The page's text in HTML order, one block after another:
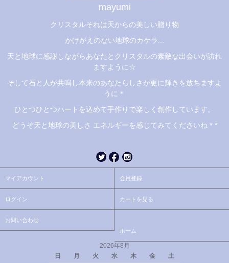
mayumi
クリスタルそれは天からの美しい贈り物
かけがえのない地球のカケラ...
天と地球に感謝しながらあなたとクリスタルの素敵な出会いが訪れ
ますように☆
そして石と人が共鳴し本来のあなたらしさが更に輝きを放ちますよ
うに＊
ひとつひとつハートを込めて手作りで楽しく創作しています。
どうぞ天と地球の美しさ エネルギーを感じてみてくださいね＊*
マイアカウント 会員登録
ログイン カートを見る
お問い合わせ
ホーム
2026年8月
日
月 火 水 木 金
土